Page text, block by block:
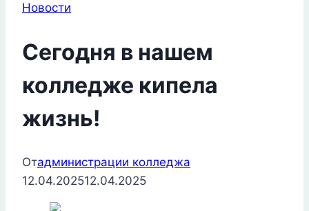
Новости
Сегодня в нашем
колледже кипела
жизнь!
Отадминистрации колледжа
12.04.202512.04.2025